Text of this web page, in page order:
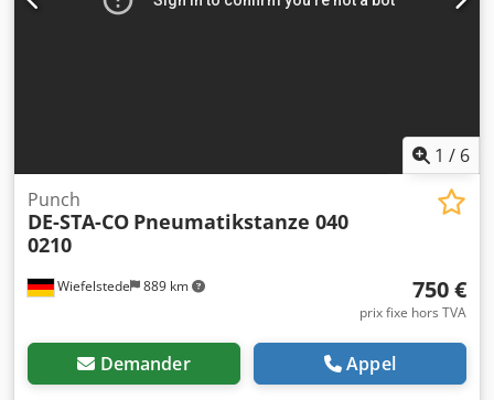
1 / 6
Wiefelstede 889 km
Punch
DE-STA-CO Pneumatikstanze 040
0210
750 €
prix fixe hors TVA
Demander Appel